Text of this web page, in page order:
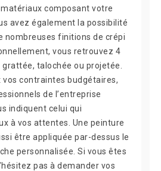
composant votre
avez également la possibilité
nombreuses finitions de crépi
vous retrouvez 4
talochée ou projetée.
vos contraintes budgétaires,
de l’entreprise
indiquent celui qui
à vos attentes. Une peinture
être appliquée par-dessus le
personnalisée. Si vous êtes
pas à demander vos